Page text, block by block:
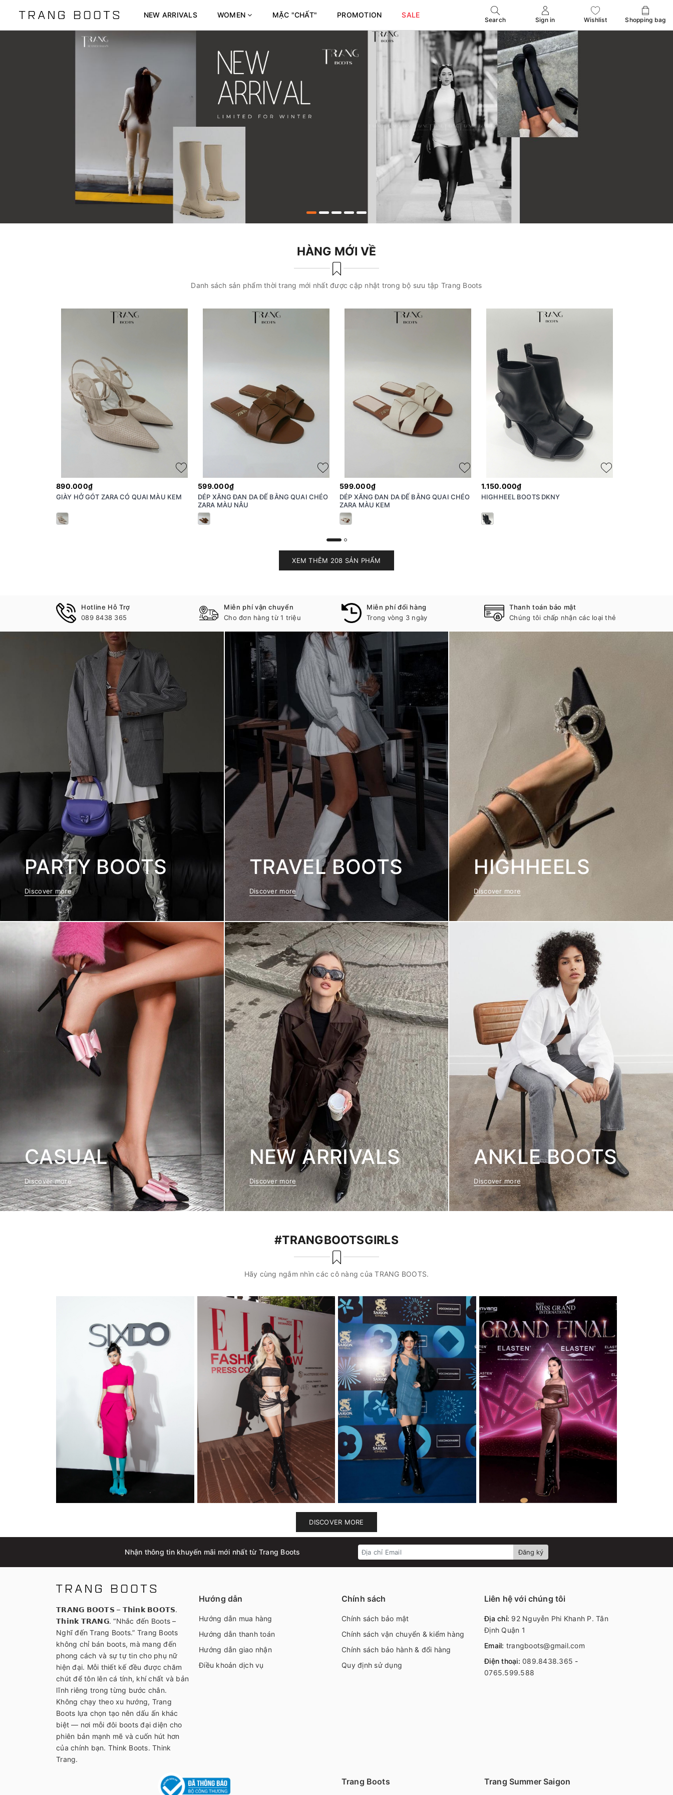
NEW ARRIVALS WOMEN MẶC "CHẤT" PROMOTION SALE
Search Sign in Wishlist Shopping bag
HÀNG MỚI VỀ
Danh sách sản phẩm thời trang mới nhất được cập nhật trong bộ sưu tập Trang Boots
890.000₫
GIÀY HỞ GÓT ZARA CÓ QUAI MÀU KEM
599.000₫
DÉP XĂNG ĐAN DA ĐẾ BẰNG QUAI CHÉO
ZARA MÀU NÂU
599.000₫
DÉP XĂNG ĐAN DA ĐẾ BẰNG QUAI CHÉO
ZARA MÀU KEM
1.150.000₫
HIGHHEEL BOOTS DKNY
XEM THÊM 208 SẢN PHẨM
Hotline Hỗ Trợ
089 8438 365
Miễn phí vận chuyển
Cho đơn hàng từ 1 triệu
Miễn phí đổi hàng
Trong vòng 3 ngày
Thanh toán bảo mật
Chúng tôi chấp nhận các loại thẻ
PARTY BOOTS
Discover more
TRAVEL BOOTS
Discover more
HIGHHEELS
Discover more
CASUAL
Discover more
NEW ARRIVALS
Discover more
ANKLE BOOTS
Discover more
#TRANGBOOTSGIRLS
Hãy cùng ngắm nhìn các cô nàng của TRANG BOOTS.
DISCOVER MORE
Nhận thông tin khuyến mãi mới nhất từ Trang Boots Đăng ký
𝗧𝗥𝗔𝗡𝗚 𝗕𝗢𝗢𝗧𝗦 – 𝗧𝗵𝗶𝗻𝗸 𝗕𝗢𝗢𝗧𝗦.
𝗧𝗵𝗶𝗻𝗸 𝗧𝗥𝗔𝗡𝗚. “Nhắc đến Boots –
Nghĩ đến Trang Boots.” Trang Boots
không chỉ bán boots, mà mang đến
phong cách và sự tự tin cho phụ nữ
hiện đại. Mỗi thiết kế đều được chăm
chút để tôn lên cá tính, khí chất và bản
lĩnh riêng trong từng bước chân.
Không chạy theo xu hướng, Trang
Boots lựa chọn tạo nên dấu ấn khác
biệt — nơi mỗi đôi boots đại diện cho
phiên bản mạnh mẽ và cuốn hút hơn
của chính bạn. Think Boots. Think
Trang.
Hướng dẫn
Hướng dẫn mua hàng
Hướng dẫn thanh toán
Hướng dẫn giao nhận
Điều khoản dịch vụ
Chính sách
Chính sách bảo mật
Chính sách vận chuyển & kiểm hàng
Chính sách bảo hành & đổi hàng
Quy định sử dụng
Liên hệ với chúng tôi
Địa chỉ: 92 Nguyễn Phi Khanh P. Tân
Định Quận 1
Email: trangboots@gmail.com
Điện thoại: 089.8438.365 -
0765.599.588
Trang Boots Trang Summer Saigon